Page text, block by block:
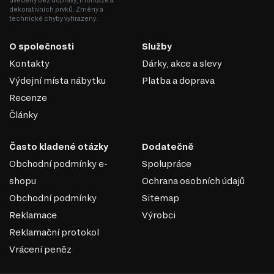
polymeru, která vytváří v matracích ortopedický efekt. V
závislosti na typu získaného polyuretanu může být
materiál tvrdý nebo měkký. Jeho výhodou je absence
pachů a alergická reakce na výrobek se může objevit jen
Vydrží velké denní zatížení, časem se nedeformuje, jeho
porézní struktura umožňuje cirkulaci vzduchu uvnitř
produktu.
dekorativních prvků. Změny a
technické chyby vyhrazeny.
O společnosti
Kontakty
Výdejní místa nábytku
Recenze
Články
Služby
Dárky, akce a slevy
Platba a doprava
Často kladené otázky
Obchodní podmínky e-
shopu
Obchodní podmínky
Reklamace
Reklamační protokol
Vrácení peněz
Dodatečně
Spolupráce
Ochrana osobních údajů
Sitemap
Výrobci